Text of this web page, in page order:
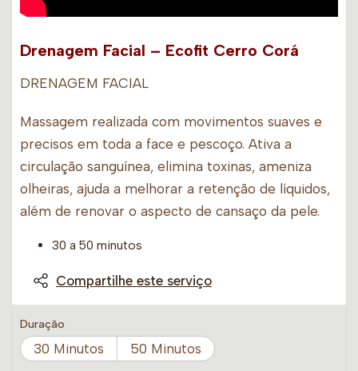
Drenagem Facial – Ecofit Cerro Corá
DRENAGEM FACIAL
Massagem realizada com movimentos suaves e
precisos em toda a face e pescoço. Ativa a
circulação sanguínea, elimina toxinas, ameniza
olheiras, ajuda a melhorar a retenção de líquidos,
além de renovar o aspecto de cansaço da pele.
30 a 50 minutos
Compartilhe este serviço
Duração
30 Minutos 50 Minutos